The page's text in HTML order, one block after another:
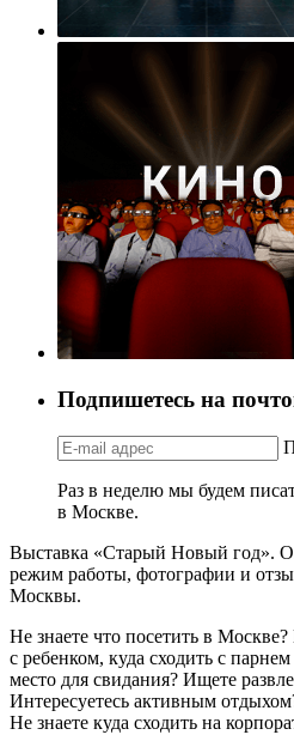
Подпишетесь на
Раз в неделю мы будем
в Москве.
Выставка «Старый Новый год».
режим работы, фотографии и
Москвы.
Не знаете что посетить в
с ребенком, куда сходить с
место для свидания? Ищете
Интересуетесь активным
Не знаете куда сходить на